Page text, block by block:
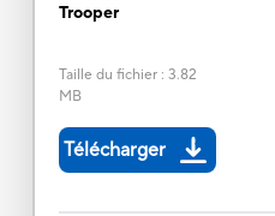
Trooper
Taille du fichier: 3.82
MB
Télécharger